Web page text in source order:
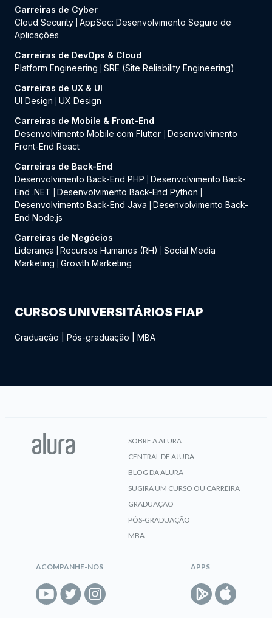
Carreiras de Cyber
Cloud Security AppSec: Desenvolvimento Seguro de
Aplicações
Carreiras de DevOps & Cloud
Platform Engineering
SRE (Site Reliability Engineering)
Carreiras de UX & UI
UI Design
UX Design
Carreiras de Mobile & Front-End
Desenvolvimento Mobile com Flutter
Desenvolvimento
Front-End React
Carreiras de Back-End
Desenvolvimento Back-End PHP
Desenvolvimento Back-
End .NET
Desenvolvimento Back-End Python
Desenvolvimento Back-End Java
Desenvolvimento Back-
End Node.js
Carreiras de Negócios
Liderança
Recursos Humanos (RH)
Social Media
Marketing
Growth Marketing
CURSOS UNIVERSITÁRIOS FIAP
Graduação Pós-graduação MBA
SOBRE A ALURA
CENTRAL DE AJUDA
BLOG DA ALURA
SUGIRA UM CURSO OU CARREIRA
GRADUAÇÃO
PÓS-GRADUAÇÃO
MBA
ACOMPANHE-NOS APPS